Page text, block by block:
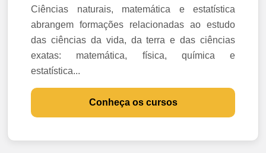
Ciências naturais, matemática e estatística
abrangem formações relacionadas ao estudo
das ciências da vida, da terra e das ciências
exatas: matemática, física, química e
estatística...
Conheça os cursos